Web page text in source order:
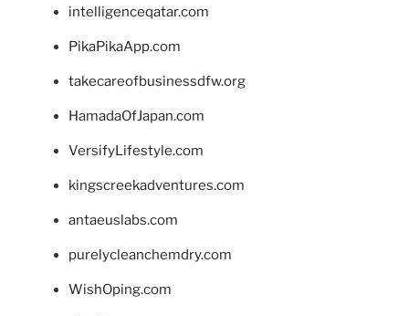
intelligenceqatar.com
PikaPikaApp.com
takecareofbusinessdfw.org
HamadaOfJapan.com
VersifyLifestyle.com
kingscreekadventures.com
antaeuslabs.com
purelycleanchemdry.com
WishOping.com